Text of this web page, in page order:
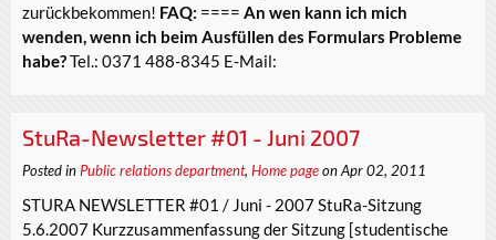
zurückbekommen! FAQ: ==== An wen kann ich mich
wenden, wenn ich beim Ausfüllen des Formulars Probleme
habe?Tel.: 0371 488-8345 E-Mail:
StuRa-Newsletter #01 - Juni 2007
Posted inPublic relations department, Home pageon Apr 02, 2011
STURA NEWSLETTER #01 / Juni - 2007 StuRa-Sitzung
5.6.2007 Kurzzusammenfassung der Sitzung [studentische